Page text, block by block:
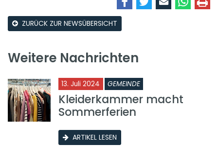
ZURÜCK ZUR NEWSÜBERSICHT
Weitere Nachrichten
13. Juli 2024 GEMEINDE
Kleiderkammer macht
Sommerferien
ARTIKEL LESEN